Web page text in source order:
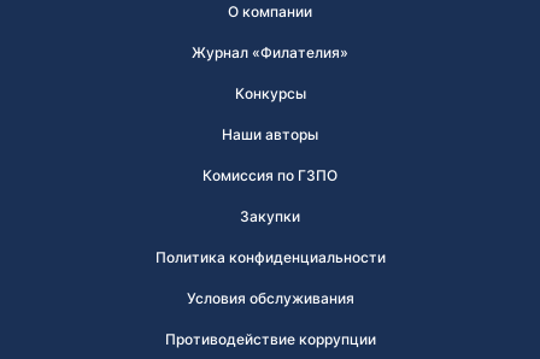
О компании
Журнал «Филателия»
Конкурсы
Наши авторы
Комиссия по ГЗПО
Закупки
Политика конфиденциальности
Условия обслуживания
Противодействие коррупции